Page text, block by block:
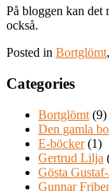
På bloggen kan det
också.
Posted in Bortglömt,
Categories
Bortglömt (9)
Den gamla
E-böcker(1)
Gertrud Lilja
Gösta
Gunnar